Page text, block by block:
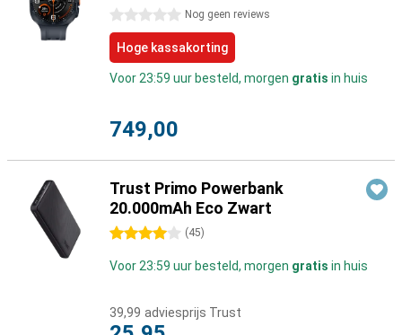
0 sterren Nog geen reviews
Hoge kassakorting
Voor 23:59 uur besteld, morgen gratis in huis
749,00
Trust Primo Powerbank
20.000mAh Eco Zwart
4 sterren (45)
Voor 23:59 uur besteld, morgen gratis in huis
39,99 adviesprijs Trust